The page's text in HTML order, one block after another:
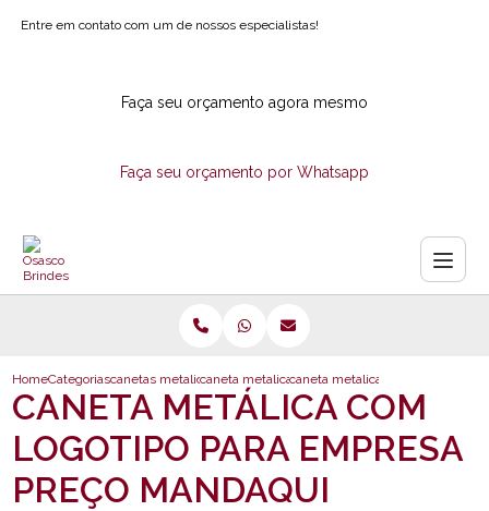
Entre em contato com um de nossos especialistas!
Faça seu orçamento agora mesmo
Faça seu orçamento por Whatsapp
HomeCategoriascanetas metalicascaneta metalica de brindescaneta metalica com logotipo
CANETA METÁLICA COM
LOGOTIPO PARA EMPRESA
PREÇO MANDAQUI